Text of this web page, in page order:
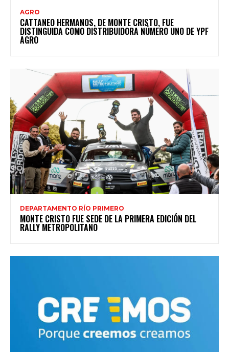
AGRO
CATTANEO HERMANOS, DE MONTE CRISTO, FUE
DISTINGUIDA COMO DISTRIBUIDORA NÚMERO UNO DE YPF
AGRO
DEPARTAMENTO RÍO PRIMERO
MONTE CRISTO FUE SEDE DE LA PRIMERA EDICIÓN DEL
RALLY METROPOLITANO